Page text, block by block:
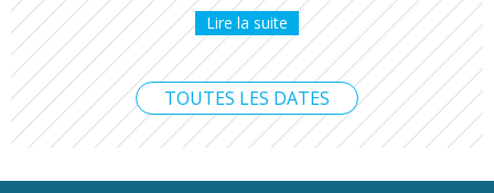
Lire la suite
TOUTES LES DATES